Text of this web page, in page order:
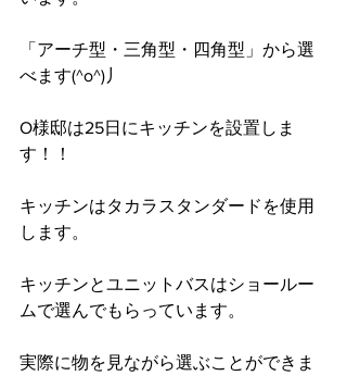
「アーチ型・三角型・四角型」から選
べます(^o^)丿
O様邸は25日にキッチンを設置しま
す！！
キッチンはタカラスタンダードを使用
します。
キッチンとユニットバスはショールー
ムで選んでもらっています。
実際に物を見ながら選ぶことができま